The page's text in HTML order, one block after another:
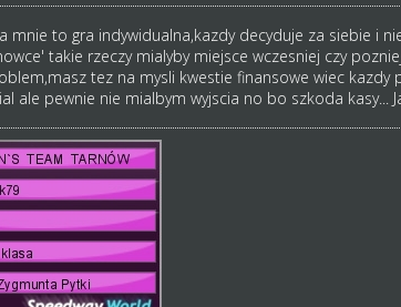
mnie to gra indywidualna,kazdy decyduje za siebie i
takie rzeczy mialyby miejsce wczesniej czy
tez na mysli kwestie finansowe wiec kazdy
ale pewnie nie mialbym wyjscia no bo szkoda kasy...